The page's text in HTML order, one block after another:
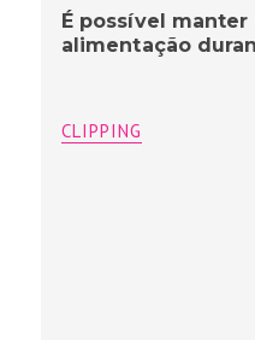
É possível manter
alimentação
CLIPPING